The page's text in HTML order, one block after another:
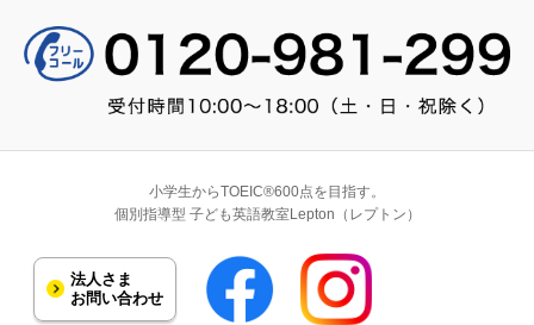
小学生からTOEIC®600点を目指す。
個別指導型 子ども英語教室Lepton（レプトン）
法人さま
お問い合わせ